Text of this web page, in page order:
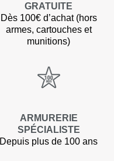
GRATUITE
Dès 100€ d’achat (hors
armes, cartouches et
munitions)
ARMURERIE
SPÉCIALISTE
Depuis plus de 100 ans